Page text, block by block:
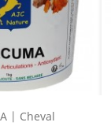
| Cheval